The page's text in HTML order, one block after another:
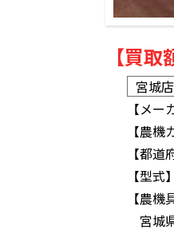
【買取
宮城店
【メー
【農機
【都道
【型式】
【農機
宮城